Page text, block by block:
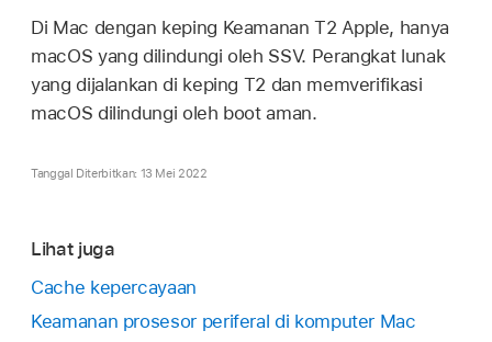
Di Mac dengan keping Keamanan T2 Apple, hanya
macOS yang dilindungi oleh SSV. Perangkat lunak
yang dijalankan di keping T2 dan memverifikasi
macOS dilindungi oleh boot aman.
Tanggal Diterbitkan: 13 Mei 2022
Lihat juga
Cache kepercayaan
Keamanan prosesor periferal di komputer Mac